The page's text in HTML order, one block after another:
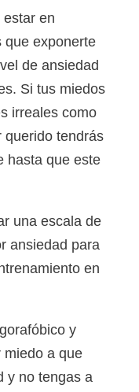
en
que exponerte
de ansiedad
Si tus miedos
irreales como
querido tendrás
hasta que este
una escala de
ansiedad para
en
y
miedo a que
y no tengas a